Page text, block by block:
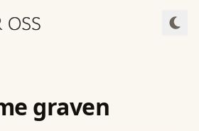
graven